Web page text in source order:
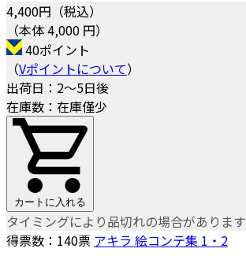
4,400円（税込）
（本体 4,000 円）
40ポイント
（Vポイントについて）
出荷日：2～5日後
在庫数：在庫僅少
カートに入れる
タイミングにより品切れの場合があります
得票数： 140票 アキラ 絵コンテ集 1・2